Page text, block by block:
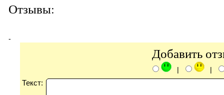
Отзывы:
-
Добавить
| |
Текст: